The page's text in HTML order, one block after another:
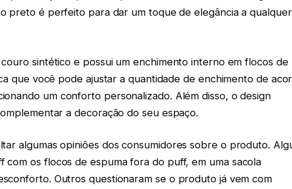
preto é perfeito para dar um toque de elegância a qualquer
sintético e possui um enchimento interno em flocos de
que você pode ajustar a quantidade de enchimento de
um conforto personalizado. Além disso, o design
a decoração do seu espaço.
algumas opiniões dos consumidores sobre o produto.
os flocos de espuma fora do puff, em uma sacola
Outros questionaram se o produto já vem com